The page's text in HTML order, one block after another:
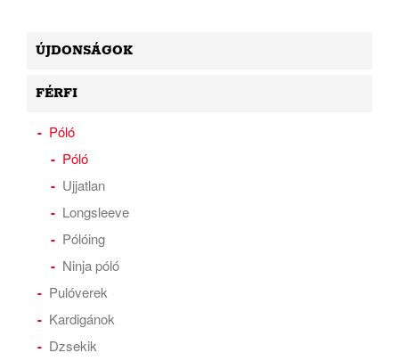
ÚJDONSÁGOK
FÉRFI
Póló
Póló
Ujjatlan
Longsleeve
Pólóing
Ninja póló
Pulóverek
Kardigánok
Dzsekik